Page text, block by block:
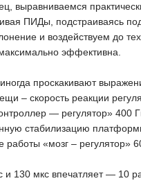
выравниваемся
ПИДы, подстраиваясь
и воздействуем до
эффективна.
проскакивают
– скорость реакции
— регулятор»
стабилизацию
работы «мозг – регулятор»
130 мкс впечатляет — 10